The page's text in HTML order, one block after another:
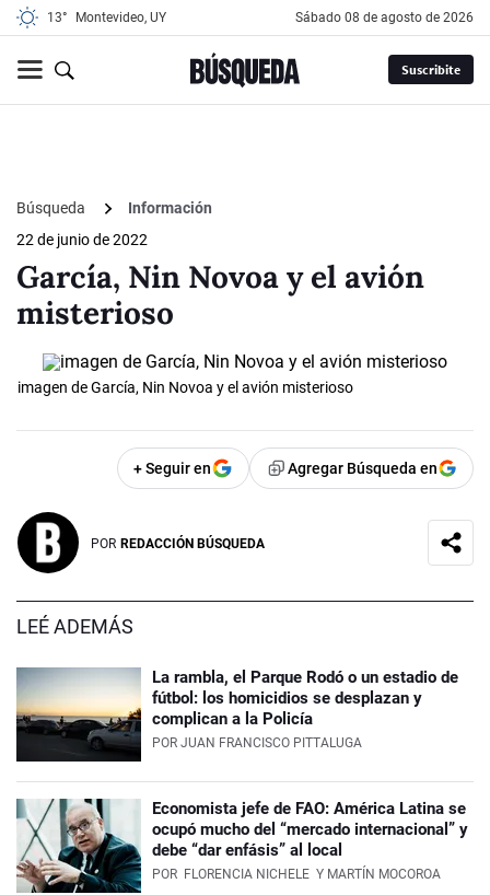
13° Montevideo, UY sábado 08 de agosto de 2026
Suscribite
Búsqueda
Información
22 de junio de 2022
García, Nin Novoa y el avión
misterioso
imagen de García, Nin Novoa y el avión misterioso
+ Seguir en Agregar Búsqueda en
POR REDACCIÓN BÚSQUEDA
LEÉ ADEMÁS
La rambla, el Parque Rodó o un estadio de
fútbol: los homicidios se desplazan y
complican a la Policía
POR JUAN FRANCISCO PITTALUGA
Economista jefe de FAO: América Latina se
ocupó mucho del “mercado internacional” y
debe “dar enfásis” al local
POR FLORENCIA NICHELE Y MARTÍN MOCOROA